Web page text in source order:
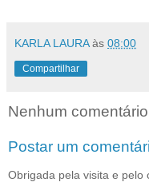
KARLA LAURA às 08:00
Compartilhar
Nenhum
Postar um
Obrigada pela visita e pelo